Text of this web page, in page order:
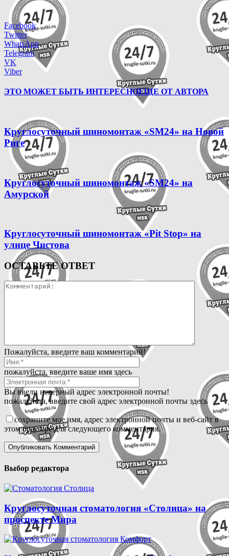
Facebook
Twitter
WhatsApp
Telegram
VK
Viber
ЭТО МОЖЕТ БЫТЬ ИНТЕРЕСНОЕЩЕ ОТ АВТОРА
Круглосуточный шиномонтаж «SM24» на Новой
Риге
Круглосуточный шиномонтаж «SM24» на
Амурской
Круглосуточный шиномонтаж «Pit Stop» на
улице Чистова
ОСТАВЬТЕ ОТВЕТ
Пожалуйста, введите ваш комментарий!
пожалуйста, введите ваше имя здесь
Вы ввели неверный адрес электронной почты!
пожалуйста, введите свой адрес электронной почты здесь
сохраните мое имя, адрес электронной почты и веб-сайт в
этом браузере для следующего комментария.
Выбор редактора
Круглосуточная стоматология «Столица» на
проспекте Мира